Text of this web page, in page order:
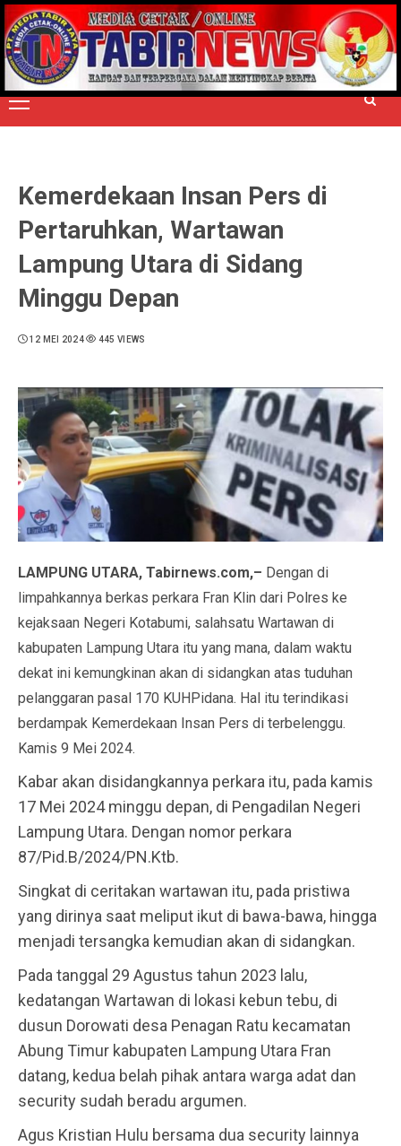
Skip
to
content
TERPERCAYA MENYINGKAP BERITA
Primary
Menu
Kemerdekaan Insan Pers di
Pertaruhkan, Wartawan
Lampung Utara di Sidang
Minggu Depan
12 MEI 2024 445 VIEWS
LAMPUNG UTARA, Tabirnews.com,– Dengan di
limpahkannya berkas perkara Fran Klin dari Polres ke
kejaksaan Negeri Kotabumi, salahsatu Wartawan di
kabupaten Lampung Utara itu yang mana, dalam waktu
dekat ini kemungkinan akan di sidangkan atas tuduhan
pelanggaran pasal 170 KUHPidana. Hal itu terindikasi
berdampak Kemerdekaan Insan Pers di terbelenggu.
Kamis 9 Mei 2024.
Kabar akan disidangkannya perkara itu, pada kamis
17 Mei 2024 minggu depan, di Pengadilan Negeri
Lampung Utara. Dengan nomor perkara
87/Pid.B/2024/PN.Ktb.
Singkat di ceritakan wartawan itu, pada pristiwa
yang dirinya saat meliput ikut di bawa-bawa, hingga
menjadi tersangka kemudian akan di sidangkan.
Pada tanggal 29 Agustus tahun 2023 lalu,
kedatangan Wartawan di lokasi kebun tebu, di
dusun Dorowati desa Penagan Ratu kecamatan
Abung Timur kabupaten Lampung Utara Fran
datang, kedua belah pihak antara warga adat dan
security sudah beradu argumen.
Agus Kristian Hulu bersama dua security lainnya